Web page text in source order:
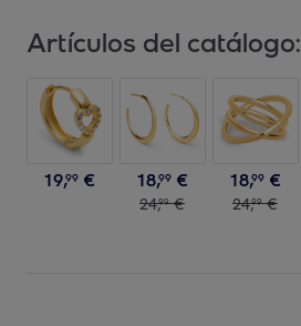
Artículos del catálogo:
19,99 € 18,99 €
24,99 €
18,99 €
24,99 €